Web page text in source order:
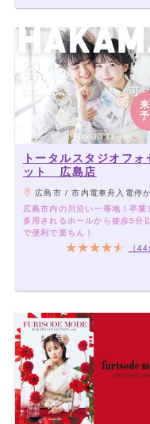
トータルスタジオフォ
ット 広島店
広島市 / 市内電車舟入電停から徒歩3分
広島市内の川沿い一等地！卒業
多用されるホールから徒歩5分
で便利で楽ちん！
（44